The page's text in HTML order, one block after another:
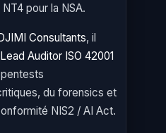
pour la NSA.
Consultants, il
Auditor ISO 42001
du forensics et
NIS2 / AI Act.